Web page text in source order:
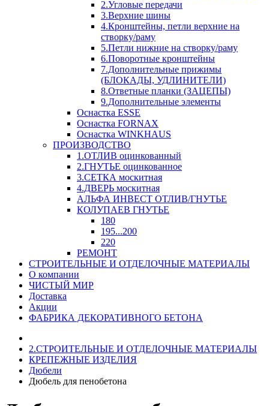
2.Угловые передачи
3.Верхние шины
4.Кронштейны, петли верхние на
створку/раму
5.Петли нижние на створку/раму
6.Поворотные кронштейны
7.Дополнительные прижимы
(БЛОКАДЫ, УДЛИНИТЕЛИ)
8.Ответные планки (ЗАЦЕПЫ)
9.Дополнительные элементы
Оснастка ESSE
Оснастка FORNAX
Оснастка WINKHAUS
ПРОИЗВОДСТВО
1.ОТЛИВ оцинкованный
2.ГНУТЬЕ оцинкованное
3.СЕТКА москитная
4.ДВЕРЬ москитная
АЛЬФА ИНВЕСТ ОТЛИВ/ГНУТЬЕ
КОЛУПАЕВ ГНУТЬЕ
180
195...200
220
РЕМОНТ
СТРОИТЕЛЬНЫЕ И ОТДЕЛОЧНЫЕ МАТЕРИАЛЫ
О компании
ЧИСТЫЙ МИР
Доставка
Акции
ФАБРИКА ДЕКОРАТИВНОГО БЕТОНА
2.СТРОИТЕЛЬНЫЕ И ОТДЕЛОЧНЫЕ МАТЕРИАЛЫ
КРЕПЕЖНЫЕ ИЗДЕЛИЯ
Дюбели
Дюбель для пенобетона